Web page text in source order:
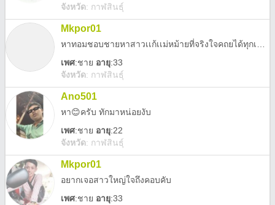
จังหวัด: กาฬสินธุ์
Mkpor01
เพศ:ชาย อายุ:33
จังหวัด: กาฬสินธุ์
Ano501
หา😊ครับ ทักมาหน่อยงับ
เพศ:ชาย อายุ:22
จังหวัด: กาฬสินธุ์
Mkpor01
อยากเจอสาวใหญ่ใจถึงคอบคับ
เพศ:ชาย อายุ:33